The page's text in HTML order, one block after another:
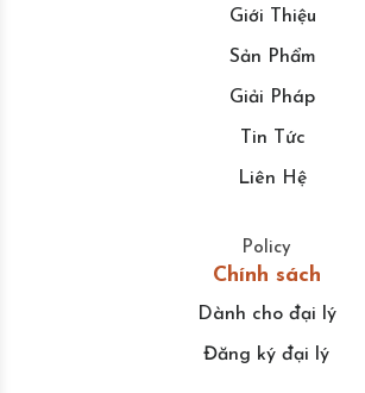
Giới Thiệu
Sản Phẩm
Giải Pháp
Tin Tức
Liên Hệ
Policy
Chính sách
Dành cho đại lý
Đăng ký đại lý